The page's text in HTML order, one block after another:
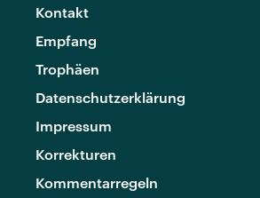
Kontakt
Empfang
Trophäen
Datenschutzerklärung
Impressum
Korrekturen
Kommentarregeln